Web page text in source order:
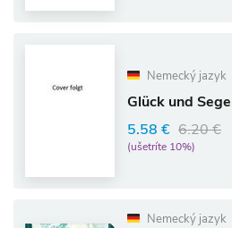
Nemecký jazyk
Glück und
5.58 € 6.20 €
(ušetríte 10%)
Nemecký jazyk